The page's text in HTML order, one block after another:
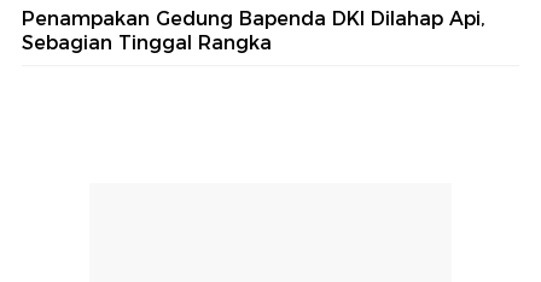
Penampakan Gedung Bapenda DKI Dilahap Api,
Sebagian Tinggal Rangka